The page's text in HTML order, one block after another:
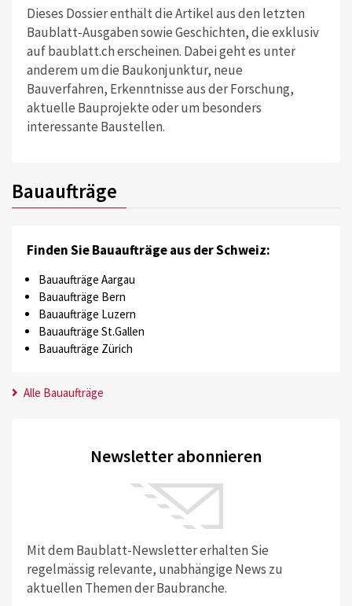
Dieses Dossier enthält die Artikel aus den letzten
Baublatt-Ausgaben sowie Geschichten, die exklusiv
auf baublatt.ch erscheinen. Dabei geht es unter
anderem um die Baukonjunktur, neue
Bauverfahren, Erkenntnisse aus der Forschung,
aktuelle Bauprojekte oder um besonders
interessante Baustellen.
Bauaufträge
Finden Sie Bauaufträge aus der Schweiz:
Bauaufträge Aargau
Bauaufträge Bern
Bauaufträge Luzern
Bauaufträge St.Gallen
Bauaufträge Zürich
Alle Bauaufträge
Newsletter abonnieren
Mit dem Baublatt-Newsletter erhalten Sie
regelmässig relevante, unabhängige News zu
aktuellen Themen der Baubranche.